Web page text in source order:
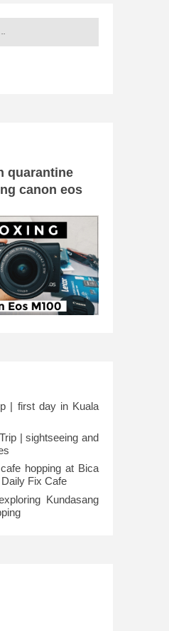
quarantine
canon eos
| first day in Kuala
| sightseeing and
hopping at Bica
Fix Cafe
Kundasang